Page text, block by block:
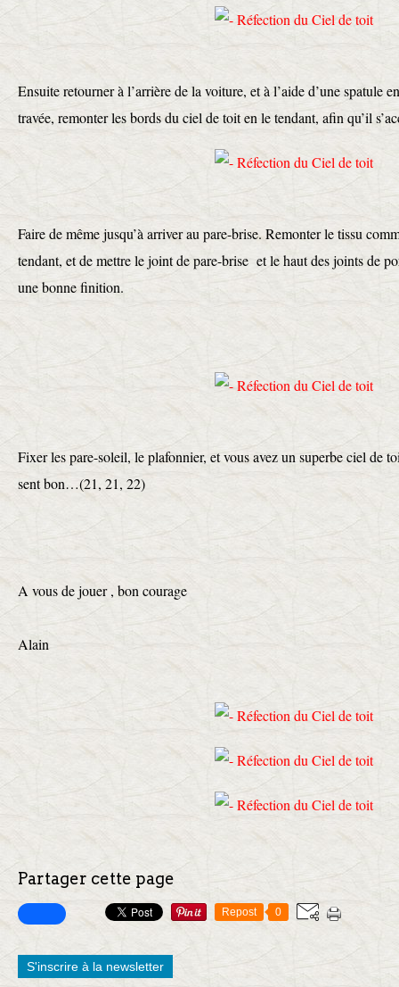
Ensuite retourner à l’arrière de la voiture, et à l’aide d’une spatule
travée, remonter les bords du ciel de toit en le tendant, afin qu’il
Faire de même jusqu’à arriver au pare-brise. Remonter le tissu
tendant, et de mettre le joint de pare-brise et le haut des joints de
une bonne finition.
Fixer les pare-soleil, le plafonnier, et vous avez un superbe ciel de
sent bon…(21, 21, 22)
A vous de jouer , bon courage
Alain
Partager cette page
Repost 0
S'inscrire à la newsletter